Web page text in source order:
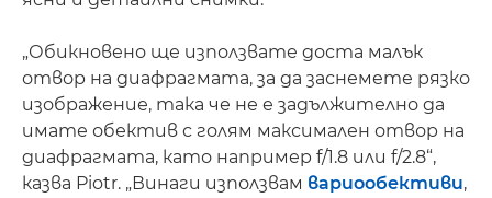
„Обикновено ще използвате доста малък
отвор на диафрагмата, за да заснемете рязко
изображение, така че не е задължително да
имате обектив с голям максимален отвор на
диафрагмата, като например f/1.8 или f/2.8“,
казва Piotr. „Винаги използвам вариообективи,